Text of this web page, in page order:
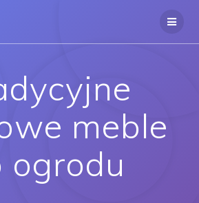
meble
ogrodu